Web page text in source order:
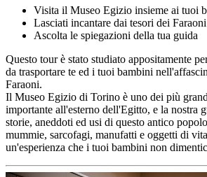
Visita il Museo Egizio insieme ai tuoi
Lasciati incantare dai tesori dei Faraoni
Ascolta le spiegazioni della tua guida
Questo tour è stato studiato appositamente
da trasportare te ed i tuoi bambini
Faraoni.
Il Museo Egizio di Torino è uno dei più
importante all'esterno dell'Egitto, e la nostra
storie, aneddoti ed usi di questo antico
mummie, sarcofagi, manufatti e oggetti di
un'esperienza che i tuoi bambini non